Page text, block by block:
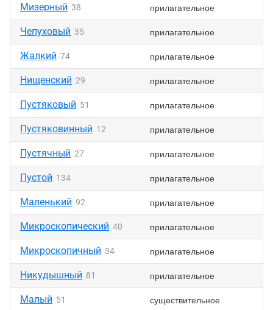
Мизерный 38 прилагательное
Чепуховый 35 прилагательное
Жалкий 74 прилагательное
Нищенский 29 прилагательное
Пустяковый 51 прилагательное
Пустяковинный 12 прилагательное
Пустячный 27 прилагательное
Пустой 134 прилагательное
Маленький 92 прилагательное
Микроскопический 40 прилагательное
Микроскопичный 34 прилагательное
Никудышный 81 прилагательное
Малый 51 существительное